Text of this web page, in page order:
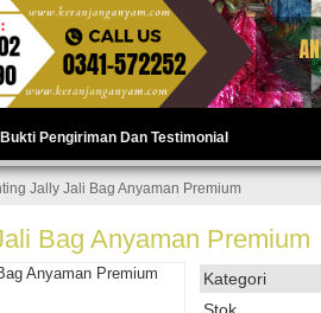
Bukti Pengiriman Dan Testimonial
Jally Jali Bag Anyaman Premium
Bag Anyaman Premium
Kategori